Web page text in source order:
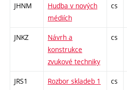
JHNM
Hudba v nových
médiích
cs
JNKZ
Návrh a
konstrukce
zvukové techniky
cs
JRS1 Rozbor skladeb 1 cs